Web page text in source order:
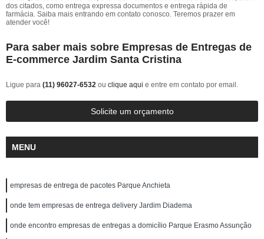
dos citados, como entrega expressa documentos e entrega rápida de
farmácia. Saiba mais entrando em contato conosco. Teremos prazer em
atender você!
Para saber mais sobre Empresas de Entregas de
E-commerce Jardim Santa Cristina
Ligue para (11) 96027-6532 ou clique aqui e entre em contato por email.
Solicite um orçamento
MENU
empresas de entrega de pacotes Parque Anchieta
onde tem empresas de entrega delivery Jardim Diadema
onde encontro empresas de entregas a domicílio Parque Erasmo Assunção